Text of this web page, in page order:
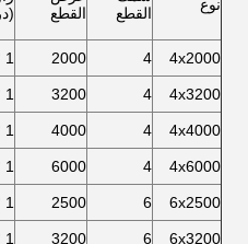
نوع
القطع
القطع
4x2000
4
2000
1 ° 30 '
4x3200
4
3200
1 ° 30 '
4x4000
4
4000
1 ° 30 '
4x6000
4
6000
1 ° 30 '
6x2500
6
2500
1 ° 30 '
6x3200
6
3200
1 ° 30 '